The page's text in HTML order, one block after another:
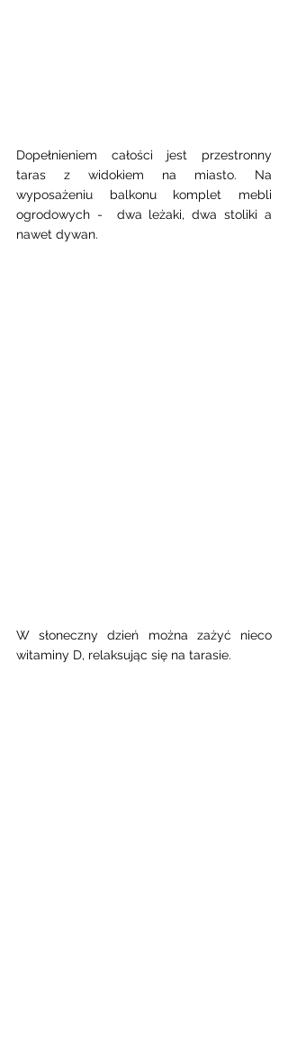
Dopełnieniem całości jest przestronny
taras z widokiem na miasto. Na
wyposażeniu balkonu komplet mebli
ogrodowych -  dwa leżaki, dwa stoliki a
nawet dywan.
W słoneczny dzień można zażyć nieco
witaminy D, relaksując się na tarasie.